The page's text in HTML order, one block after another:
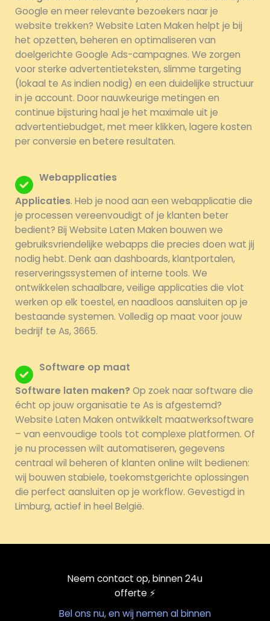
Google en meer relevante bezoekers naar je
website trekken? Website Laten Maken helpt je bij
het opzetten, beheren en optimaliseren van
doelgerichte Google Ads-campagnes. We zorgen
voor sterke advertentieteksten, slimme targeting
(lokaal te As indien nodig) en een duidelijke structuur
in je account. Door nauwkeurige metingen en
continue bijsturing haal je het maximale uit je
advertentiebudget, met meer klikken, lagere kosten
per conversie en betere resultaten.
Webapplicaties
Applicaties. Heb je nood aan een webapplicatie die
je processen vereenvoudigt of je klanten beter
bedient? Bij Website Laten Maken bouwen we
gebruiksvriendelijke webapps die precies doen wat jij
nodig hebt. Denk aan dashboards, klantportalen,
reserveringssystemen of interne tools. We
ontwikkelen schaalbare, veilige applicaties die vlot
werken op elk toestel, en naadloos aansluiten op je
bestaande systemen. Volledig op maat voor jouw
bedrijf te As, 3665.
Software op maat
Software laten maken? Op zoek naar software die
écht op jouw organisatie te As is afgestemd?
Website Laten Maken ontwikkelt maatwerksoftware
– van eenvoudige tools tot complexe platformen. Of
je nu processen wilt automatiseren, gegevens
centraal wil beheren of klanten online wilt bedienen:
wij bouwen stabiele, toekomstgerichte oplossingen
die perfect aansluiten op je workflow. Gevestigd in
Limburg, actief in heel België.
Neem contact op, binnen 24u
offerte⚡️
Bel ons nu, en wij nemen al binnen